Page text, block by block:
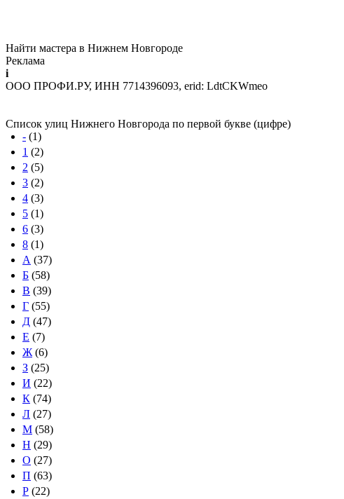
Найти мастера в Нижнем Новгороде
Реклама
i
ООО ПРОФИ.РУ, ИНН 7714396093, erid: LdtCKWmeo
Список улиц Нижнего Новгорода по первой букве (цифре)
- (1)
1 (2)
2 (5)
3 (2)
4 (3)
5 (1)
6 (3)
8 (1)
А (37)
Б (58)
В (39)
Г (55)
Д (47)
Е (7)
Ж (6)
З (25)
И (22)
К (74)
Л (27)
М (58)
Н (29)
О (27)
П (63)
Р (22)